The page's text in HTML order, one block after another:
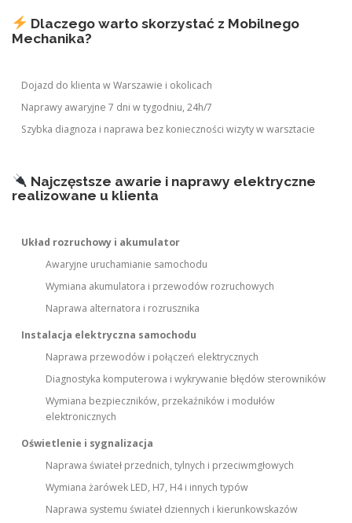
Dlaczego warto skorzystać z Mobilnego
Mechanika?
Dojazd do klienta w Warszawie i okolicach
Naprawy awaryjne 7 dni w tygodniu, 24h/7
Szybka diagnoza i naprawa bez konieczności wizyty w warsztacie
Najczęstsze awarie i naprawy elektryczne
realizowane u klienta
Układ rozruchowy i akumulator
Awaryjne uruchamianie samochodu
Wymiana akumulatora i przewodów rozruchowych
Naprawa alternatora i rozrusznika
Instalacja elektryczna samochodu
Naprawa przewodów i połączeń elektrycznych
Diagnostyka komputerowa i wykrywanie błędów sterowników
Wymiana bezpieczników, przekaźników i modułów
elektronicznych
Oświetlenie i sygnalizacja
Naprawa świateł przednich, tylnych i przeciwmgłowych
Wymiana żarówek LED, H7, H4 i innych typów
Naprawa systemu świateł dziennych i kierunkowskazów